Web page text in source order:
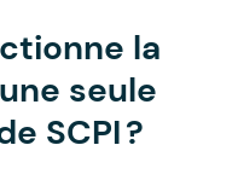
la
seule
SCPI ?